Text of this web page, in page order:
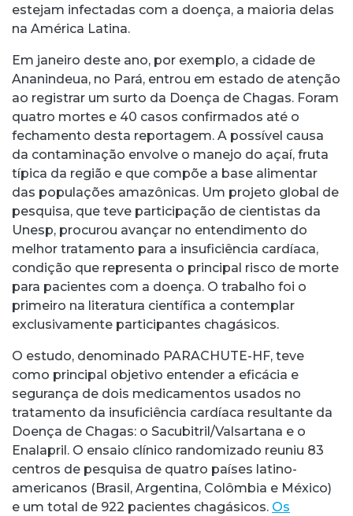
estejam infectadas com a doença, a maioria delas
na América Latina.
Em janeiro deste ano, por exemplo, a cidade de
Ananindeua, no Pará, entrou em estado de atenção
ao registrar um surto da Doença de Chagas. Foram
quatro mortes e 40 casos confirmados até o
fechamento desta reportagem. A possível causa
da contaminação envolve o manejo do açaí, fruta
típica da região e que compõe a base alimentar
das populações amazônicas. Um projeto global de
pesquisa, que teve participação de cientistas da
Unesp, procurou avançar no entendimento do
melhor tratamento para a insuficiência cardíaca,
condição que representa o principal risco de morte
para pacientes com a doença. O trabalho foi o
primeiro na literatura científica a contemplar
exclusivamente participantes chagásicos.
O estudo, denominado PARACHUTE-HF, teve
como principal objetivo entender a eficácia e
segurança de dois medicamentos usados no
tratamento da insuficiência cardíaca resultante da
Doença de Chagas: o Sacubitril/Valsartana e o
Enalapril. O ensaio clínico randomizado reuniu 83
centros de pesquisa de quatro países latino-
americanos (Brasil, Argentina, Colômbia e México)
e um total de 922 pacientes chagásicos. Os